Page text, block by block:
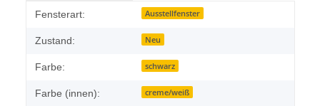
Produkteigenschaft
Wert
Fensterart: Ausstellfenster
Zustand: Neu
Farbe: schwarz
Farbe (innen): creme/weiß